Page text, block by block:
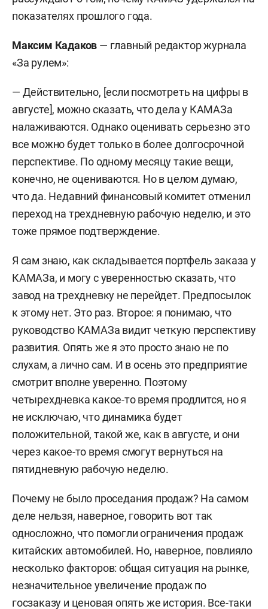
показателях прошлого года.
Максим Кадаков — главный редактор журнала
«За рулем»:
— Действительно, [если посмотреть на цифры в
августе], можно сказать, что дела у КАМАЗа
налаживаются. Однако оценивать серьезно это
все можно будет только в более долгосрочной
перспективе. По одному месяцу такие вещи,
конечно, не оцениваются. Но в целом думаю,
что да. Недавний финансовый комитет отменил
переход на трехдневную рабочую неделю, и это
тоже прямое подтверждение.
Я сам знаю, как складывается портфель заказа у
КАМАЗа, и могу с уверенностью сказать, что
завод на трехдневку не перейдет. Предпосылок
к этому нет. Это раз. Второе: я понимаю, что
руководство КАМАЗа видит четкую перспективу
развития. Опять же я это просто знаю не по
слухам, а лично сам. И в осень это предприятие
смотрит вполне уверенно. Поэтому
четырехдневка какое-то время продлится, но я
не исключаю, что динамика будет
положительной, такой же, как в августе, и они
через какое-то время смогут вернуться на
пятидневную рабочую неделю.
Почему не было проседания продаж? На самом
деле нельзя, наверное, говорить вот так
односложно, что помогли ограничения продаж
китайских автомобилей. Но, наверное, повлияло
несколько факторов: общая ситуация на рынке,
незначительное увеличение продаж по
госзаказу и ценовая опять же история. Все-таки